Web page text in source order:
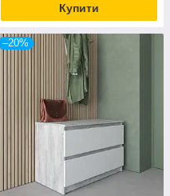
Купити
–20%